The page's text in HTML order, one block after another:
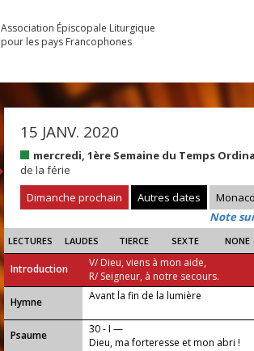
Association Épiscopale Liturgique
pour les pays Francophones
15 JANV. 2020
mercredi, 1ère Semaine du Temps
de la férie
Dimanche prochain
Autres dates Monaco
Note
LECTURES LAUDES TIERCE SEXTE NONE
Introduction
V/ Dieu, viens à mon aide,
R/ Seigneur, à notre secours.
...
Hymne Avant la fin de la lumière
Psaume
30 - I —
Dieu, ma forteresse et mon abri !